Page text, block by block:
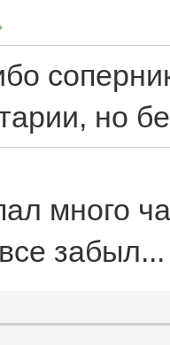
но
много